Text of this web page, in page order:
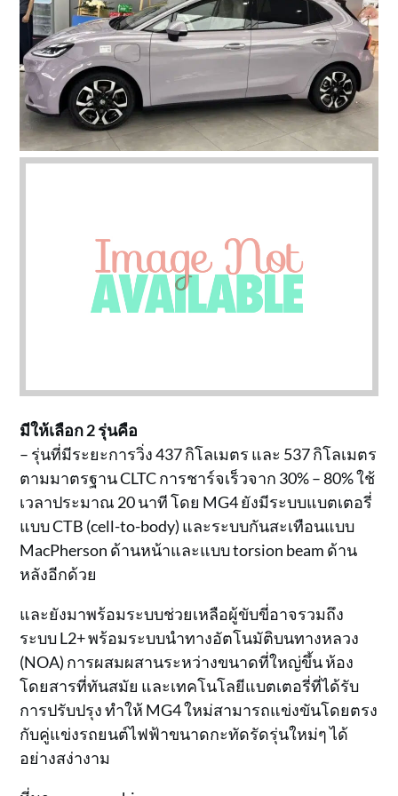
มีให้เลือก 2 รุ่นคือ
– รุ่นที่มีระยะการวิ่ง 437 กิโลเมตร และ 537 กิโลเมตร
ตามมาตรฐาน CLTC การชาร์จเร็วจาก 30% – 80% ใช้
เวลาประมาณ 20 นาที โดย MG4 ยังมีระบบแบตเตอรี่
แบบ CTB (cell-to-body) และระบบกันสะเทือนแบบ
MacPherson ด้านหน้าและแบบ torsion beam ด้าน
หลังอีกด้วย
และยังมาพร้อมระบบช่วยเหลือผู้ขับขี่อาจรวมถึง
ระบบ L2+ พร้อมระบบนำทางอัตโนมัติบนทางหลวง
(NOA) การผสมผสานระหว่างขนาดที่ใหญ่ขึ้น ห้อง
โดยสารที่ทันสมัย และเทคโนโลยีแบตเตอรี่ที่ได้รับ
การปรับปรุง ทำให้ MG4 ใหม่สามารถแข่งขันโดยตรง
กับคู่แข่งรถยนต์ไฟฟ้าขนาดกะทัดรัดรุ่นใหม่ๆ ได้
อย่างสง่างาม